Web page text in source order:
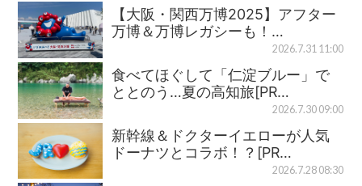
【大阪・関西万博2025】アフター
万博＆万博レガシーも！…
2026.7.31 11:00
食べてほぐして「仁淀ブルー」で
ととのう…夏の高知旅[PR…
2026.7.30 09:00
新幹線＆ドクターイエローが人気
ドーナツとコラボ！？[PR…
2026.7.28 08:30